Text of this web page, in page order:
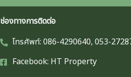
ช่องทางการติดต่อ
โทรศัพท์: 086-4290640, 053-
Facebook: HT Property